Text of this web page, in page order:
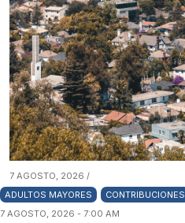
7 AGOSTO, 2026 /
ADULTOS MAYORES
CONTRIBUCIONES
7 AGOSTO, 2026 - 7:00 AM